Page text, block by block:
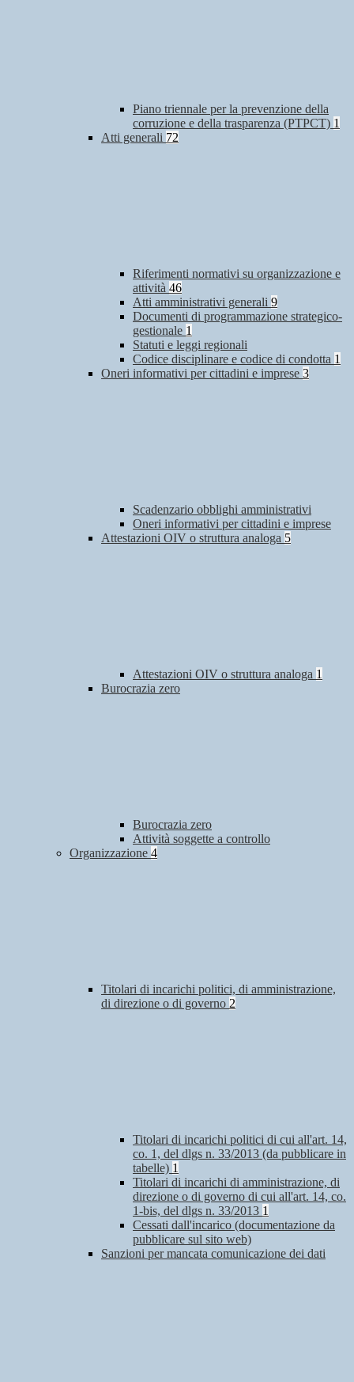
Piano triennale per la prevenzione della
corruzione e della trasparenza (PTPCT) 1
Atti generali 72
Riferimenti normativi su organizzazione e
attività 46
Atti amministrativi generali 9
Documenti di programmazione strategico-
gestionale 1
Statuti e leggi regionali
Codice disciplinare e codice di condotta 1
Oneri informativi per cittadini e imprese 3
Scadenzario obblighi amministrativi
Oneri informativi per cittadini e imprese
Attestazioni OIV o struttura analoga 5
Attestazioni OIV o struttura analoga 1
Burocrazia zero
Burocrazia zero
Attività soggette a controllo
Organizzazione 4
Titolari di incarichi politici, di amministrazione,
di direzione o di governo 2
Titolari di incarichi politici di cui all'art. 14,
co. 1, del dlgs n. 33/2013 (da pubblicare in
tabelle) 1
Titolari di incarichi di amministrazione, di
direzione o di governo di cui all'art. 14, co.
1-bis, del dlgs n. 33/2013 1
Cessati dall'incarico (documentazione da
pubblicare sul sito web)
Sanzioni per mancata comunicazione dei dati